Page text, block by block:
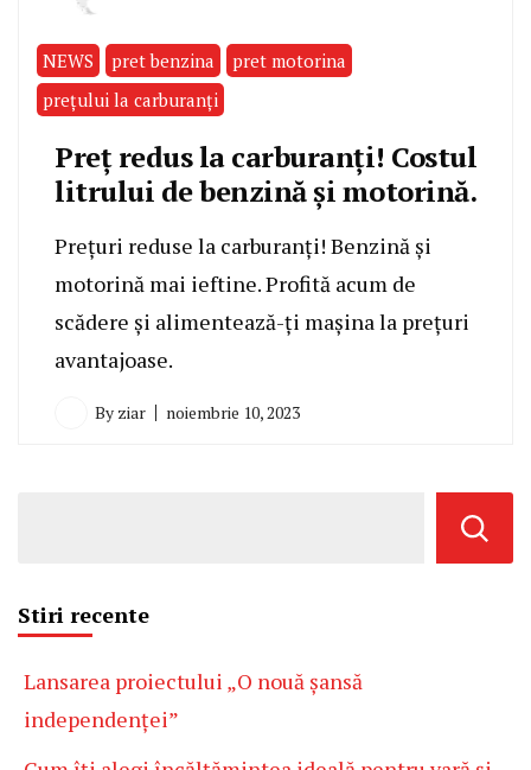
NEWS pret benzina
pret motorina
prețului la carburanți
Preț redus la carburanți! Costul
litrului de benzină și motorină.
Prețuri reduse la carburanți! Benzină și
motorină mai ieftine. Profită acum de
scădere și alimentează-ți mașina la prețuri
avantajoase.
By ziar noiembrie 10, 2023
Stiri recente
Lansarea proiectului „O nouă șansă
independenței”